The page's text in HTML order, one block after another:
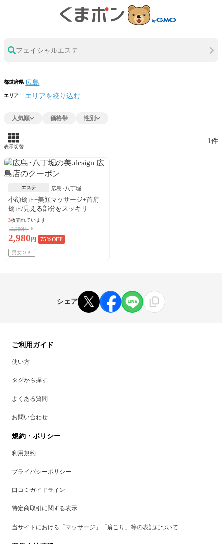
フェイシャルエステ
都道府県
エリア エリアを絞り込む
人気順 価格帯 性別
表示切替
1件
エステ 広島･八丁堀
小顔矯正+美顔マッサージ+首肩
矯正/見える部分をスッキリ
3枚売れています
12,300円
2,980 円 75%OFF
男女ＯＫ
シェア
ご利用ガイド
使い方
タグから探す
よくある質問
お問い合わせ
規約・ポリシー
利用規約
プライバシーポリシー
口コミガイドライン
特定商取引に関する表示
当サイトにおける「マッサージ」「肩こり」等の表記について